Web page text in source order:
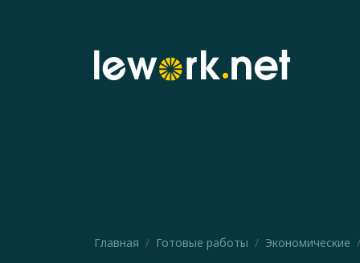
Главная Готовые работы Экономические